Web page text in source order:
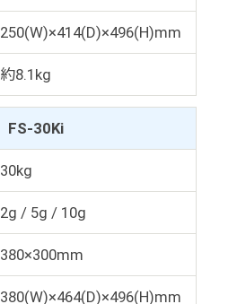
250(W)×414(D)×496(H)mm
約8.1kg
FS-30Ki
30kg
2g / 5g / 10g
380×300mm
380(W)×464(D)×496(H)mm